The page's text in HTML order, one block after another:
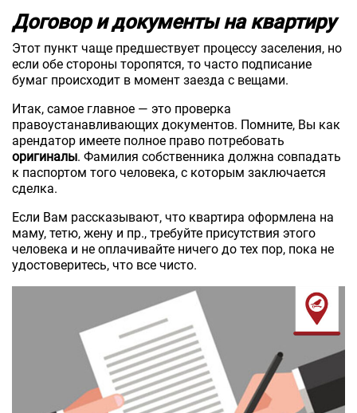
Договор и документы на квартиру
Этот пункт чаще предшествует процессу заселения, но
если обе стороны торопятся, то часто подписание
бумаг происходит в момент заезда с вещами.
Итак, самое главное — это проверка
правоустанавливающих документов. Помните, Вы как
арендатор имеете полное право потребовать
оригиналы. Фамилия собственника должна совпадать
к паспортом того человека, с которым заключается
сделка.
Если Вам рассказывают, что квартира оформлена на
маму, тетю, жену и пр., требуйте присутствия этого
человека и не оплачивайте ничего до тех пор, пока не
удостоверитесь, что все чисто.